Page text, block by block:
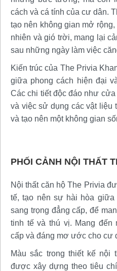
cách và cá tính của cư dân.
tạo nên không gian mở
nhiên và gió trời, mang lại
sau những ngày làm việc
Kiến trúc của The Privia
giữa phong cách hiện đại
Các chi tiết độc đáo như
và việc sử dụng các vật liệu
và tạo nên một không gian
PHỐI CẢNH NỘI THẤT
Nội thất căn hộ The Privia
tế, tạo nên sự hài hòa
sang trọng đẳng cấp, để
tinh tế và thú vị. Mang đến
cấp và đáng mơ ước cho cư
Màu sắc trong thiết kế nội
được xây dựng theo tiêu